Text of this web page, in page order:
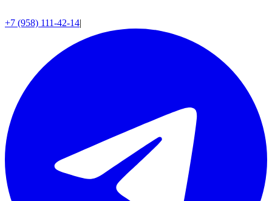
+7 (958) 111-42-14|